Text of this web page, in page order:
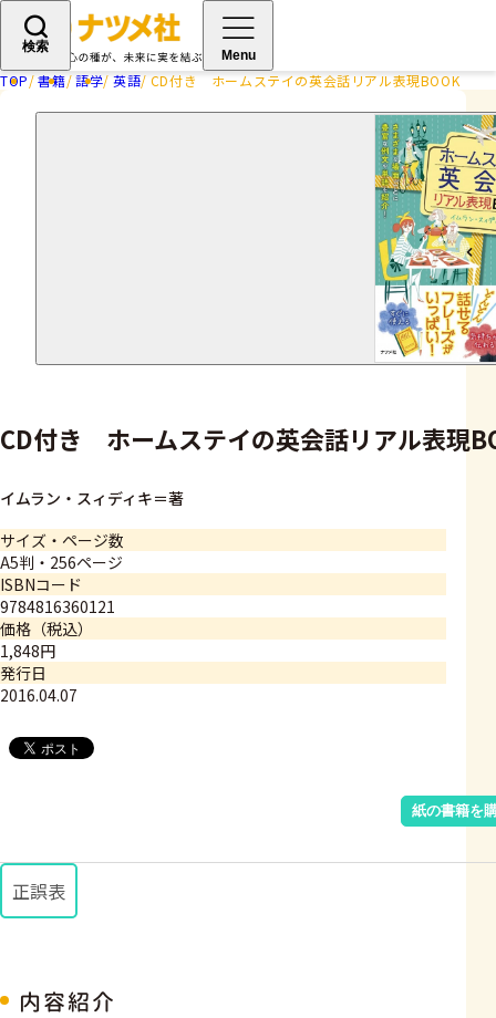
検索
Menu
TOP 書籍 語学 英語 CD付き ホームステイの英会話リアル表現BOOK
CD付き ホームステイの英会話リアル表現
イムラン・スィディキ＝著
サイズ・ページ数
A5判・256ページ
ISBNコード
9784816360121
価格（税込）
1,848円
発行日
2016.04.07
紙の書籍を
正誤表
内容紹介